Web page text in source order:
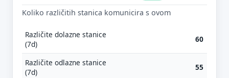
Koliko različitih stanica komunicira s ovom
Različite dolazne stanice
(7d)
60
Različite odlazne stanice
(7d)
55
E-mail (opcionalno)